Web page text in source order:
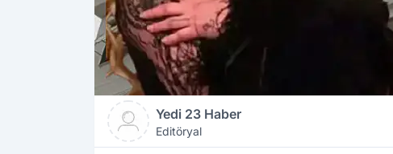
Yedi 23 Haber
Editöryal